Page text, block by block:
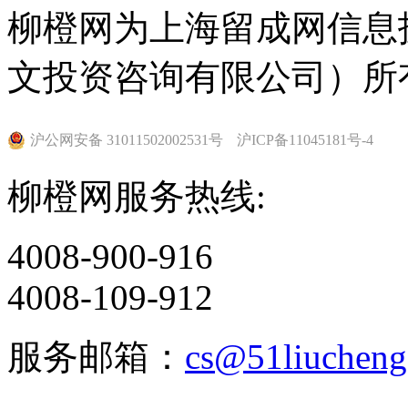
柳橙网为上海留成网信
文投资咨询有限公司）所
沪公网安备 31011502002531号 沪ICP备11045181号-4
柳橙网服务热线:
4008-900-916
4008-109-912
服务邮箱：